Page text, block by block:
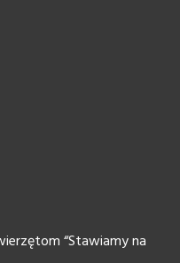
“Stawiamy na